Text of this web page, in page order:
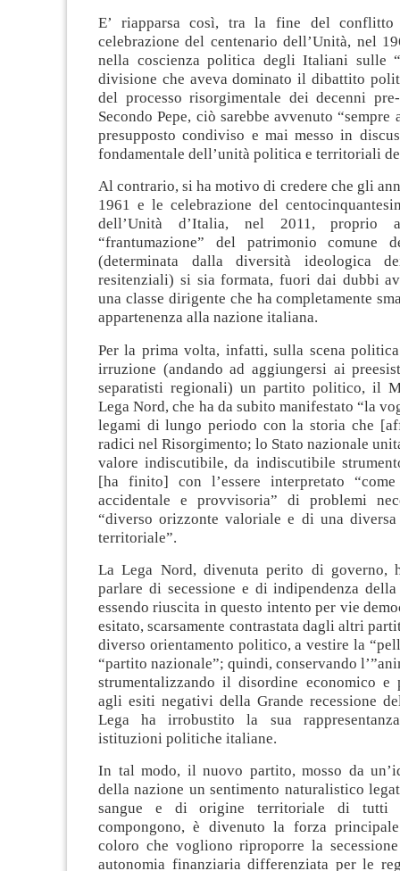
E’ riapparsa così, tra la fine del
celebrazione del centenario dell’Unità, nel
nella coscienza politica degli Italiani sulle
divisione che aveva dominato il dibattito
del processo risorgimentale dei decenni
Secondo Pepe, ciò sarebbe avvenuto
presupposto condiviso e mai messo in
fondamentale dell’unità politica e territoriali
Al contrario, si ha motivo di credere che gli
1961 e le celebrazione del
dell’Unità d’Italia, nel 2011, proprio
“frantumazione” del patrimonio comune
(determinata dalla diversità ideologica
resitenziali) si sia formata, fuori dai dubbi
una classe dirigente che ha completamente
appartenenza alla nazione italiana.
Per la prima volta, infatti, sulla scena
irruzione (andando ad aggiungersi ai
separatisti regionali) un partito politico, il
Lega Nord, che ha da subito manifestato “la
legami di lungo periodo con la storia che
radici nel Risorgimento; lo Stato nazionale
valore indiscutibile, da indiscutibile
[ha finito] con l’essere interpretato
accidentale e provvisoria” di problemi
“diverso orizzonte valoriale e di una diversa
territoriale”.
La Lega Nord, divenuta perito di governo,
parlare di secessione e di indipendenza
essendo riuscita in questo intento per vie
esitato, scarsamente contrastata dagli altri
diverso orientamento politico, a vestire la
“partito nazionale”; quindi, conservando
strumentalizzando il disordine economico e
agli esiti negativi della Grande recessione
Lega ha irrobustito la sua
istituzioni politiche italiane.
In tal modo, il nuovo partito, mosso da
della nazione un sentimento naturalistico
sangue e di origine territoriale di tutti
compongono, è divenuto la forza
coloro che vogliono riproporre la
autonomia finanziaria differenziata per le